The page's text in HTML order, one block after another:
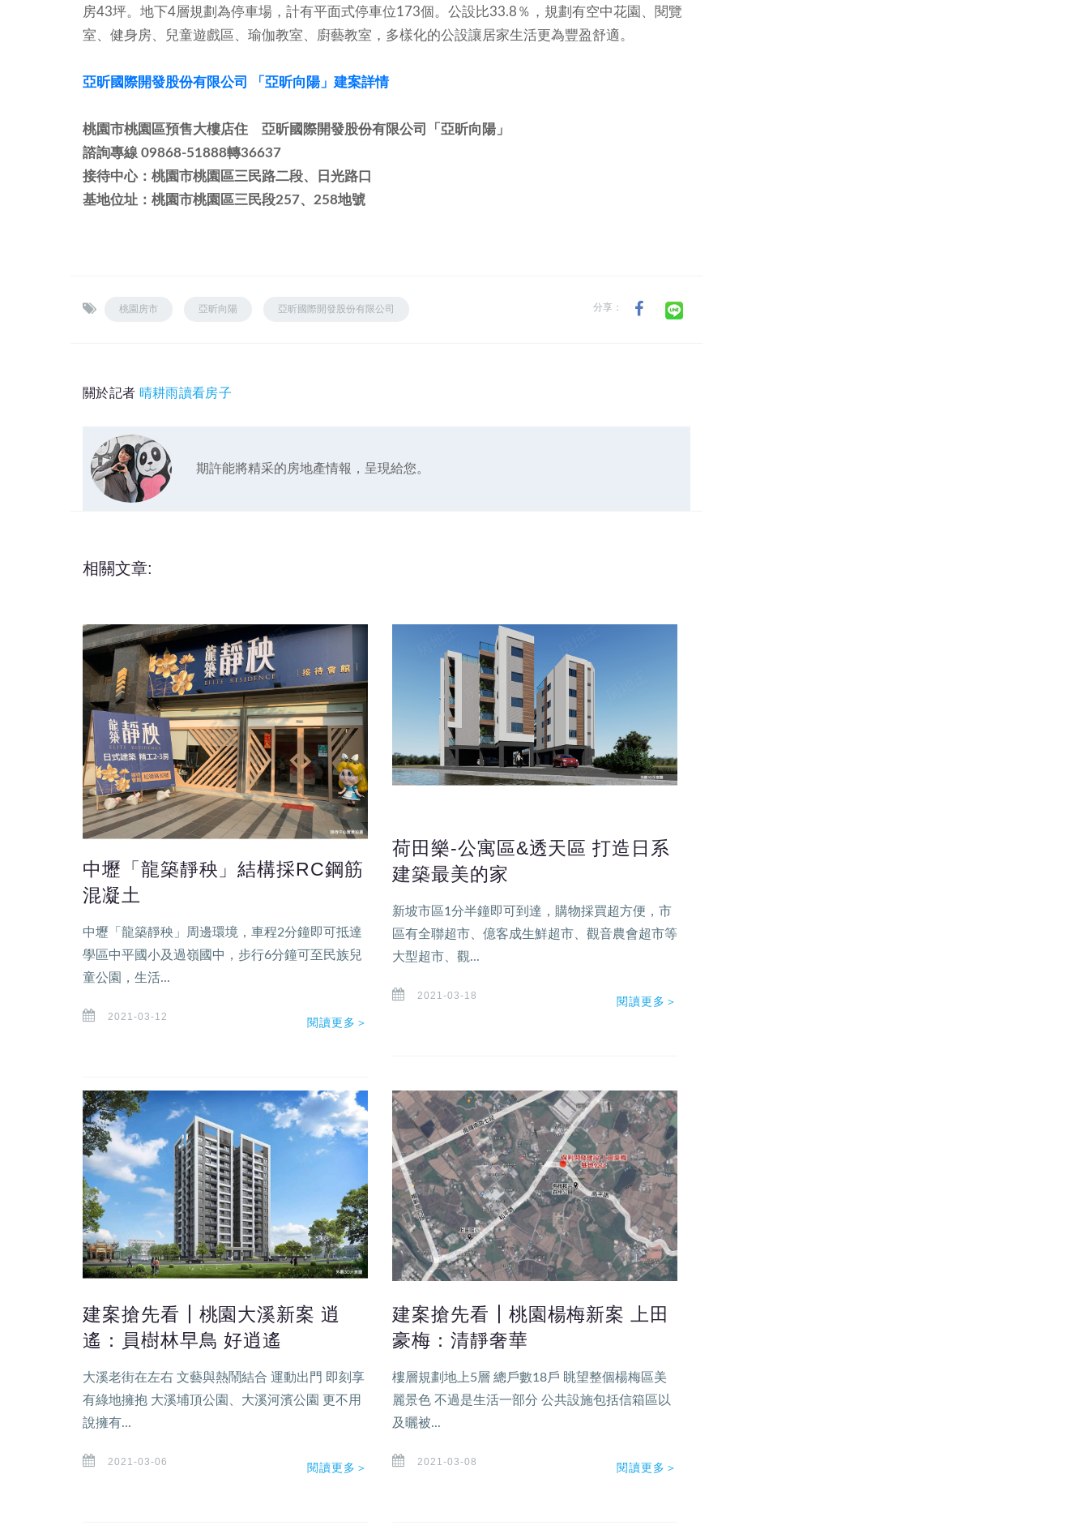
房43坪。地下4層規劃為停車場，計有平面式停車位173個。公設比33.8％，規劃有空中花園、閱覽
室、健身房、兒童遊戲區、瑜伽教室、廚藝教室，多樣化的公設讓居家生活更為豐盈舒適。
亞昕國際開發股份有限公司 「亞昕向陽」建案詳情
桃園市桃園區預售大樓店住 亞昕國際開發股份有限公司「亞昕向陽」
諮詢專線 09868-51888轉36637
接待中心：桃園市桃園區三民路二段、日光路口
基地位址：桃園市桃園區三民段257、258地號
桃園房市 亞昕向陽 亞昕國際開發股份有限公司 分享：
關於記者 晴耕雨讀看房子
期許能將精采的房地產情報，呈現給您。
相關文章:
中壢「龍築靜秧」結構採RC鋼筋
混凝土
中壢「龍築靜秧」周邊環境，車程2分鐘即可抵達
學區中平國小及過嶺國中，步行6分鐘可至民族兒
童公園，生活...
2021-03-12 閱讀更多＞
荷田樂-公寓區&透天區 打造日系
建築最美的家
新坡市區1分半鐘即可到達，購物採買超方便，市
區有全聯超市、億客成生鮮超市、觀音農會超市等
大型超市、觀...
2021-03-18 閱讀更多＞
建案搶先看┃桃園大溪新案 逍
遙：員樹林早鳥 好逍遙
大溪老街在左右 文藝與熱鬧結合 運動出門 即刻享
有綠地擁抱 大溪埔頂公園、大溪河濱公園 更不用
說擁有...
2021-03-06 閱讀更多＞
建案搶先看┃桃園楊梅新案 上田
豪梅：清靜奢華
樓層規劃地上5層 總戶數18戶 眺望整個楊梅區美
麗景色 不過是生活一部分 公共設施包括信箱區以
及曬被...
2021-03-08 閱讀更多＞